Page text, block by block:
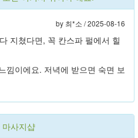
by 최*소 /2025-08-16
지쳤다면, 꼭 칸스파 펄에서 힐
낌이에요. 저녁에 받으면 숙면 보
사지샵